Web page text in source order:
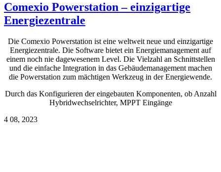
Comexio Powerstation – einzigartige
Energiezentrale
Die Comexio Powerstation ist eine weltweit neue und einzigartige
Energiezentrale. Die Software bietet ein Energiemanagement auf
einem noch nie dagewesenem Level. Die Vielzahl an Schnittstellen
und die einfache Integration in das Gebäudemanagement machen
die Powerstation zum mächtigen Werkzeug in der Energiewende.
Durch das Konfigurieren der eingebauten Komponenten, ob Anzahl
Hybridwechselrichter, MPPT Eingänge
4 08, 2023